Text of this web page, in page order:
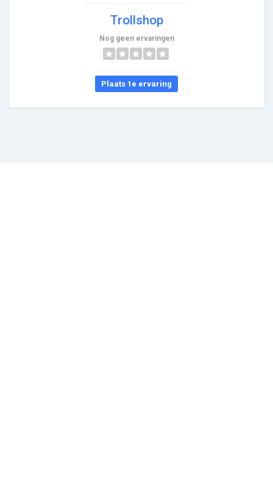
Trollshop
Nog geen ervaringen
Plaats 1e ervaring